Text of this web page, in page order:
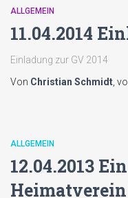
ALLGEMEIN
11.04.2014
Einladung zur GV 2014
Von Christian Schmidt ,
ALLGEMEIN
12.04.2013